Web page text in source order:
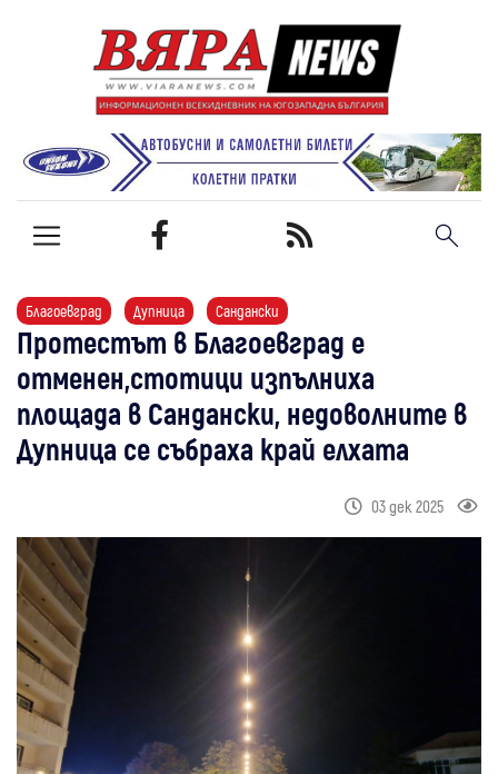
Благоевград Дупница Сандански
Протестът в Благоевград е
отменен,стотици изпълниха
площада в Сандански, недоволните в
Дупница се събраха край елхата
03 дек 2025